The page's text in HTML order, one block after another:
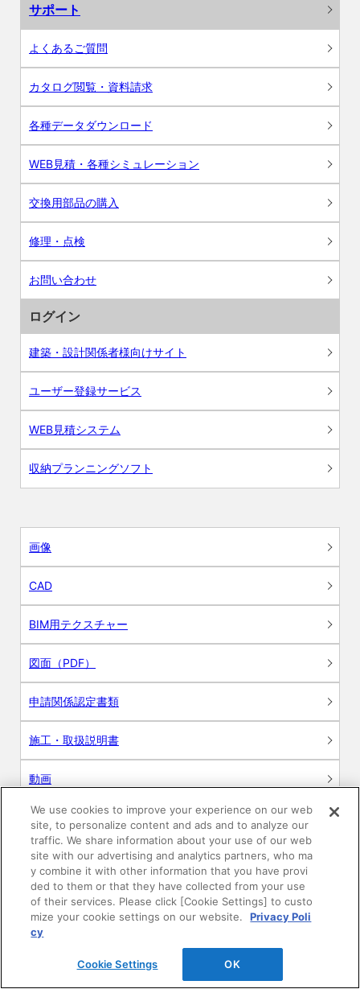
サポート
よくあるご質問
カタログ閲覧・資料請求
各種データダウンロード
WEB見積・各種シミュレーション
交換用部品の購入
修理・点検
お問い合わせ
ログイン
建築・設計関係者様向けサイト
ユーザー登録サービス
WEB見積システム
収納プランニングソフト
画像
CAD
BIM用テクスチャー
図面（PDF）
申請関係認定書類
施工・取扱説明書
動画
シミュレーションツール
24時間換気システム〈エアスマート〉
簡易設計見積ソフト
R&Dセンター環境測定・分析サービス
商品マスター申し込み
We use cookies to improve your experience on our web
site, to personalize content and ads and to analyze our
traffic. We share information about your use of our web
site with our advertising and analytics partners, who ma
y combine it with other information that you have provi
ded to them or that they have collected from your use
of their services. Please click [Cookie Settings] to custo
mize your cookie settings on our website.
Privacy Poli
cy
Cookie Settings OK